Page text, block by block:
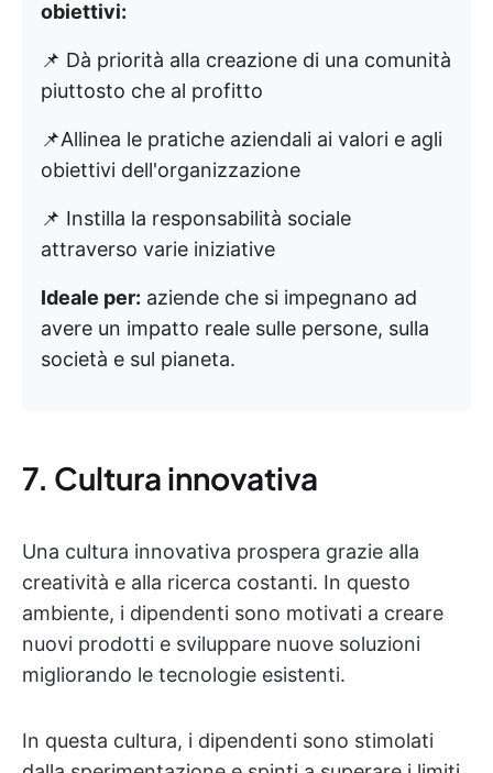
obiettivi:
📌 Dà priorità alla creazione di una comunità
piuttosto che al profitto
📌Allinea le pratiche aziendali ai valori e agli
obiettivi dell'organizzazione
📌 Instilla la responsabilità sociale
attraverso varie iniziative
Ideale per: aziende che si impegnano ad
avere un impatto reale sulle persone, sulla
società e sul pianeta.
7. Cultura innovativa
Una cultura innovativa prospera grazie alla
creatività e alla ricerca costanti. In questo
ambiente, i dipendenti sono motivati a creare
nuovi prodotti e sviluppare nuove soluzioni
migliorando le tecnologie esistenti.
In questa cultura, i dipendenti sono stimolati